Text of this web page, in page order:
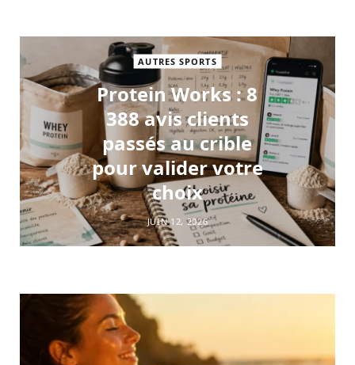
AUTRES SPORTS
Protein Works : 8
388 avis clients
passés au crible
pour valider votre
choix
JUIN 12, 2026